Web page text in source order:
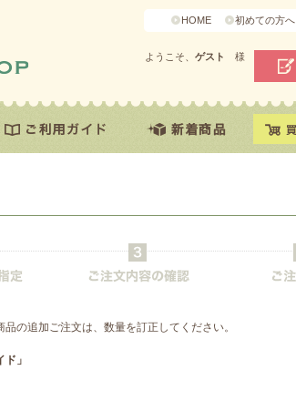
HOME 初めての方へ
ようこそ、 ゲスト 様
の追加ご注文は、数量を訂正してください。
ド」